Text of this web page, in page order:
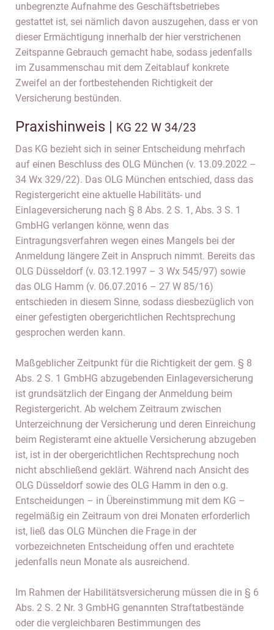
unbegrenzte Aufnahme des Geschäftsbetriebes
gestattet ist, sei nämlich davon auszugehen, dass er von
dieser Ermächtigung innerhalb der hier verstrichenen
Zeitspanne Gebrauch gemacht habe, sodass jedenfalls
im Zusammenschau mit dem Zeitablauf konkrete
Zweifel an der fortbestehenden Richtigkeit der
Versicherung bestünden.
Praxishinweis | KG 22 W 34/23
Das KG bezieht sich in seiner Entscheidung mehrfach
auf einen Beschluss des OLG München (v. 13.09.2022 –
34 Wx 329/22). Das OLG München entschied, dass das
Registergericht eine aktuelle Habilitäts- und
Einlageversicherung nach § 8 Abs. 2 S. 1, Abs. 3 S. 1
GmbHG verlangen könne, wenn das
Eintragungsverfahren wegen eines Mangels bei der
Anmeldung längere Zeit in Anspruch nimmt. Bereits das
OLG Düsseldorf (v. 03.12.1997 – 3 Wx 545/97) sowie
das OLG Hamm (v. 06.07.2016 – 27 W 85/16)
entschieden in diesem Sinne, sodass diesbezüglich von
einer gefestigten obergerichtlichen Rechtsprechung
gesprochen werden kann.
Maßgeblicher Zeitpunkt für die Richtigkeit der gem. § 8
Abs. 2 S. 1 GmbHG abzugebenden Einlageversicherung
ist grundsätzlich der Eingang der Anmeldung beim
Registergericht. Ab welchem Zeitraum zwischen
Unterzeichnung der Versicherung und deren Einreichung
beim Registeramt eine aktuelle Versicherung abzugeben
ist, ist in der obergerichtlichen Rechtsprechung noch
nicht abschließend geklärt. Während nach Ansicht des
OLG Düsseldorf sowie des OLG Hamm in den o.g.
Entscheidungen – in Übereinstimmung mit dem KG –
regelmäßig ein Zeitraum von drei Monaten erforderlich
ist, ließ das OLG München die Frage in der
vorbezeichneten Entscheidung offen und erachtete
jedenfalls neun Monate als ausreichend.
Im Rahmen der Habilitätsversicherung müssen die in § 6
Abs. 2 S. 2 Nr. 3 GmbHG genannten Straftatbestände
oder die vergleichbaren Bestimmungen des